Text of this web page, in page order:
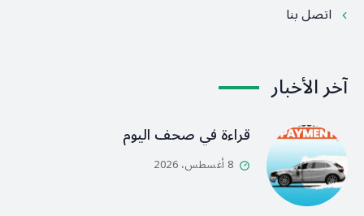
اتصل بنا
آخر الأخبار
قراءة في صحف اليوم
8 أغسطس، 2026